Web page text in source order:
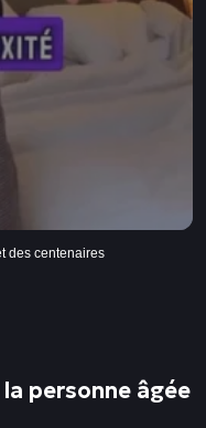
des centenaires
personne âgée